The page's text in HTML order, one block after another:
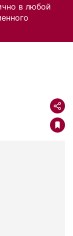
в любой